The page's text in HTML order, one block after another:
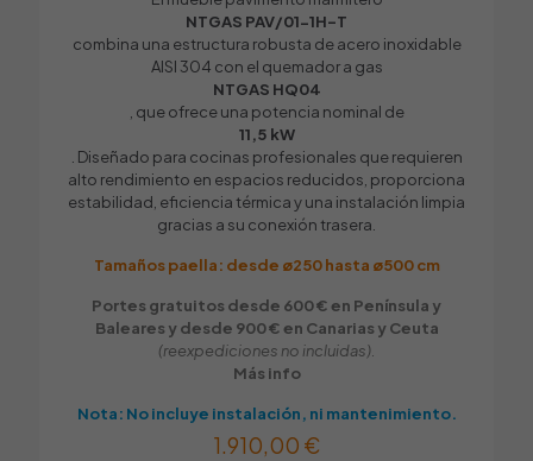
NTGAS PAV/01-1H-T
combina una estructura robusta de acero inoxidable
AISI 304 con el quemador a gas
NTGAS HQ04
, que ofrece una potencia nominal de
11,5 kW
. Diseñado para cocinas profesionales que requieren
alto rendimiento en espacios reducidos, proporciona
estabilidad, eficiencia térmica y una instalación limpia
gracias a su conexión trasera.
Tamaños paella: desde ø250 hasta ø500 cm
Portes gratuitos desde 600 € en Península y
Baleares y desde 900 € en Canarias y Ceuta
(reexpediciones no incluidas).
Más info
Nota: No incluye instalación, ni mantenimiento.
1.910,00 €